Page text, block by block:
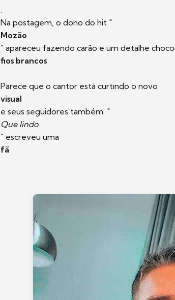
Na postagem, o dono do hit "
Mozão
" apareceu fazendo carão e um detalhe
fios brancos
Parece que o cantor está curtindo o novo
visual
e seus seguidores também. "
Que lindo
" escreveu uma
fã